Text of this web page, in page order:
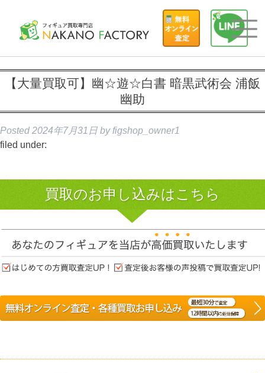
【大量買取可】幽☆遊☆白書 暗黒武術会 浦飯
幽助
Posted 2024年7月31日 by figshop_owner1
filed under:
買取のお申し込みはこちら